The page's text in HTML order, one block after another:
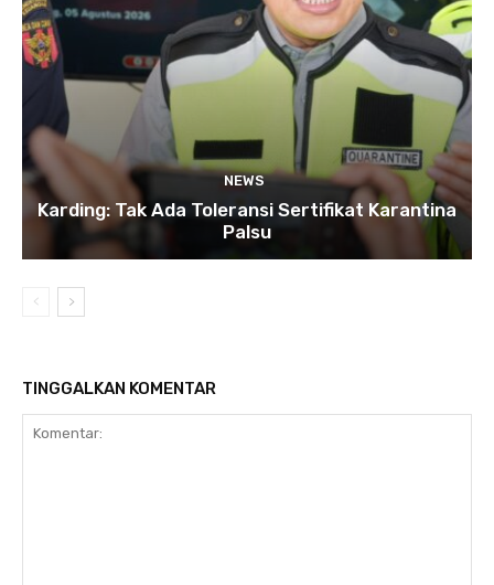
NEWS
Karding: Tak Ada Toleransi Sertifikat Karantina
Palsu
TINGGALKAN KOMENTAR